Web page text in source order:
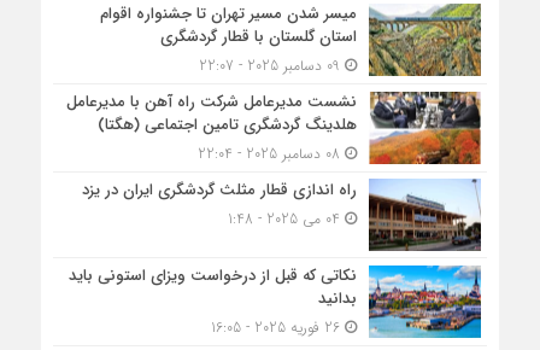
میسر شدن مسیر تهران تا جشنواره اقوام
استان گلستان با قطار گردشگری
نشست مدیرعامل شرکت راه آهن با مدیرعامل
هلدینگ گردشگری تامین اجتماعی (هگتا)
راه اندازی قطار مثلث گردشگری ایران در یزد
نکاتی که قبل از درخواست ویزای استونی باید
بدانید
26 فوریه 2025 - 16:05